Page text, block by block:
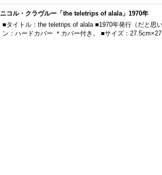
ニコル・クラヴルー「the teletrips of alala」1970年
■タイトル：the teletrips of alala ■1970年発行（だと思
ン：ハードカバー ＊カバー付き。 ■サイズ：